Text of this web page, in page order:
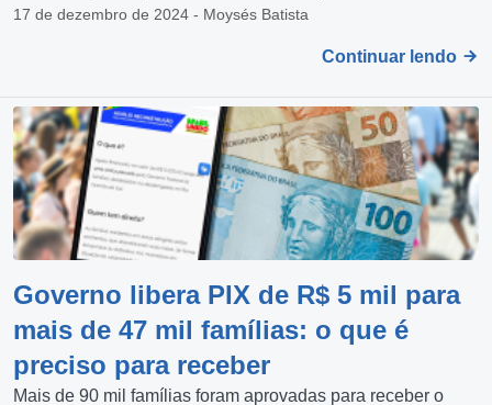
17 de dezembro de 2024 - Moysés Batista
Continuar lendo
Governo libera PIX de R$ 5 mil para
mais de 47 mil famílias: o que é
preciso para receber
Mais de 90 mil famílias foram aprovadas para receber o